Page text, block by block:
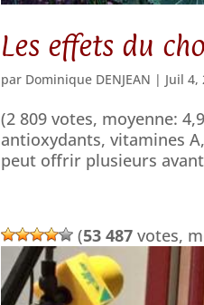
Les effets du
par Dominique DENJEAN | Juil 4,
(2 809 votes, moyenne:
antioxydants, vitamines
peut offrir plusieurs
(53 487 votes,